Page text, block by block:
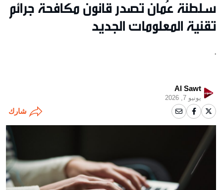
سلطنة عُمان تصدر قانون مكافحة جرائم
تقنية المعلومات الجديد
.
Al Sawt
يونيو 7, 2026
شارك